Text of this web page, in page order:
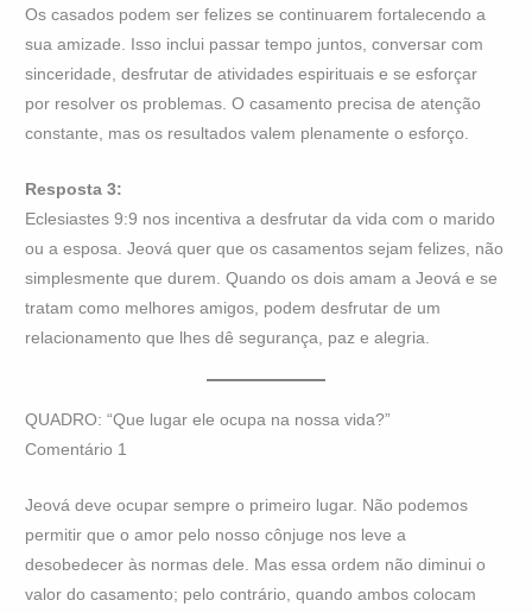
Os casados podem ser felizes se continuarem fortalecendo a
sua amizade. Isso inclui passar tempo juntos, conversar com
sinceridade, desfrutar de atividades espirituais e se esforçar
por resolver os problemas. O casamento precisa de atenção
constante, mas os resultados valem plenamente o esforço.
Resposta 3:
Eclesiastes 9:9 nos incentiva a desfrutar da vida com o marido
ou a esposa. Jeová quer que os casamentos sejam felizes, não
simplesmente que durem. Quando os dois amam a Jeová e se
tratam como melhores amigos, podem desfrutar de um
relacionamento que lhes dê segurança, paz e alegria.
QUADRO: “Que lugar ele ocupa na nossa vida?”
Comentário 1
Jeová deve ocupar sempre o primeiro lugar. Não podemos
permitir que o amor pelo nosso cônjuge nos leve a
desobedecer às normas dele. Mas essa ordem não diminui o
valor do casamento; pelo contrário, quando ambos colocam